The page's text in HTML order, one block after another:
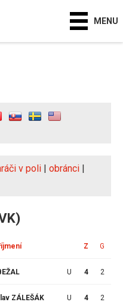
MENU
v poli | obránci |
Z G
U 4 2
ZÁLEŠÁK U 4 2